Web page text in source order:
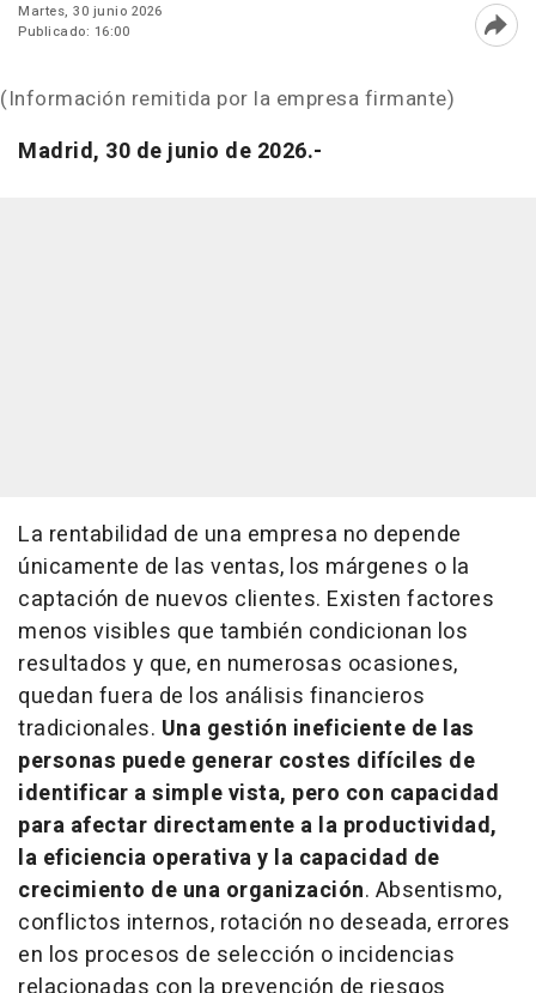
Martes, 30 junio 2026
Publicado: 16:00
(Información remitida por la empresa firmante)
Madrid, 30 de junio de 2026.-
La rentabilidad de una empresa no depende
únicamente de las ventas, los márgenes o la
captación de nuevos clientes. Existen factores
menos visibles que también condicionan los
resultados y que, en numerosas ocasiones,
quedan fuera de los análisis financieros
tradicionales. Una gestión ineficiente de las
personas puede generar costes difíciles de
identificar a simple vista, pero con capacidad
para afectar directamente a la productividad,
la eficiencia operativa y la capacidad de
crecimiento de una organización. Absentismo,
conflictos internos, rotación no deseada, errores
en los procesos de selección o incidencias